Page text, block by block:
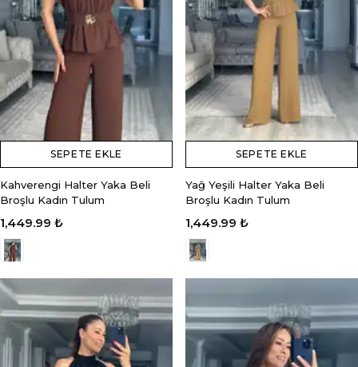
SEPETE EKLE
Kahverengi Halter Yaka Beli
Broşlu Kadın Tulum
1,449.99 ₺
SEPETE EKLE
Yağ Yeşili Halter Yaka Beli
Broşlu Kadın Tulum
1,449.99 ₺